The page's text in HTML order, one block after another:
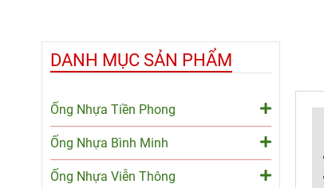
DANH MỤC SẢN PHẨM
Ống Nhựa Tiền Phong
Ống Nhựa Bình Minh
Ống Nhựa Viễn Thông